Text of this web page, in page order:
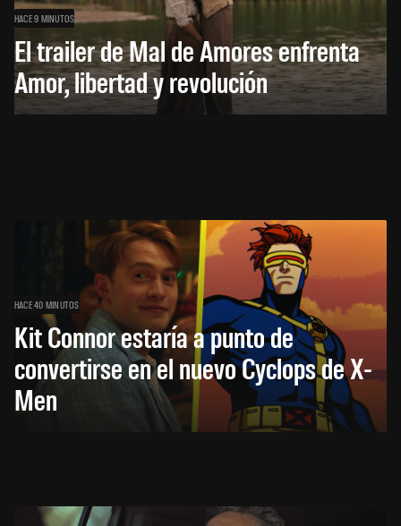
HACE 9 MINUTOS
El trailer de Mal de Amores enfrenta
Amor, libertad y revolución
HACE 40 MINUTOS
Kit Connor estaría a punto de
convertirse en el nuevo Cyclops de X-
Men